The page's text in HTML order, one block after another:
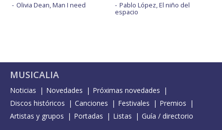
Olivia Dean, Man I need Pablo López, El niño del
espacio
MUSICALIA
Noticias Novedades
Próximas novedades
Discos históricos
Canciones Festivales
Premios
Artistas y grupos
Portadas Listas Guía / directorio